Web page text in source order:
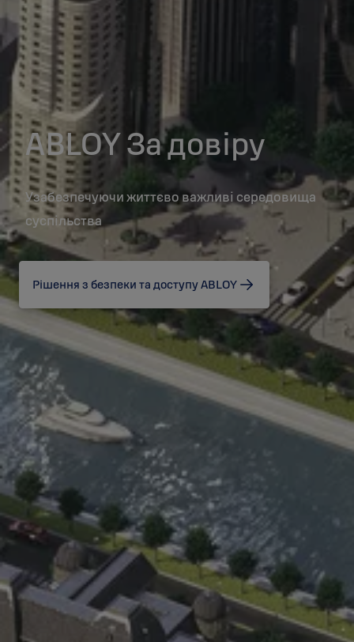
ABLOY За довіру
Узабезпечуючи життєво важливі середовища
суспільства
Рішення з безпеки та доступу ABLOY